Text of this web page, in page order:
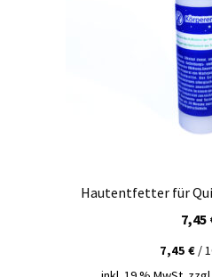
Hautentfetter für
7,45
7,45 €/